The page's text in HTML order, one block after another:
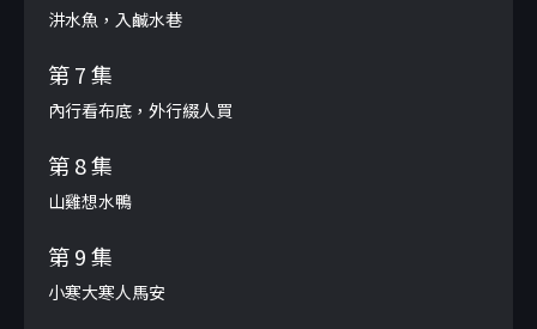
汫水魚，入鹹水巷
第 7 集
內行看布底，外行綴人買
第 8 集
山雞想水鴨
第 9 集
小寒大寒人馬安